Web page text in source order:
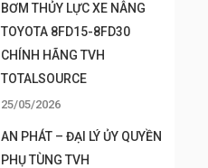
BƠM THỦY LỰC XE NÂNG
TOYOTA 8FD15-8FD30
CHÍNH HÃNG TVH
TOTALSOURCE
25/05/2026
AN PHÁT – ĐẠI LÝ ỦY QUYỀN
PHỤ TÙNG TVH